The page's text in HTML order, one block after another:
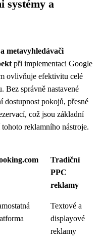
systémy a
metavyhledávači
při implementaci Google
ovlivňuje efektivitu celé
Bez správně nastavené
dostupnost pokojů, přesné
což jsou základní
reklamního nástroje.
Tradiční
PPC
reklamy
Textové a
displayové
reklamy